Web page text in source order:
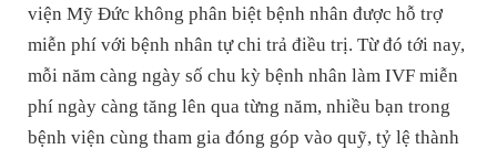
viện Mỹ Đức không phân biệt bệnh nhân được hỗ trợ
miễn phí với bệnh nhân tự chi trả điều trị. Từ đó tới nay,
mỗi năm càng ngày số chu kỳ bệnh nhân làm IVF miễn
phí ngày càng tăng lên qua từng năm, nhiều bạn trong
bệnh viện cùng tham gia đóng góp vào quỹ, tỷ lệ thành